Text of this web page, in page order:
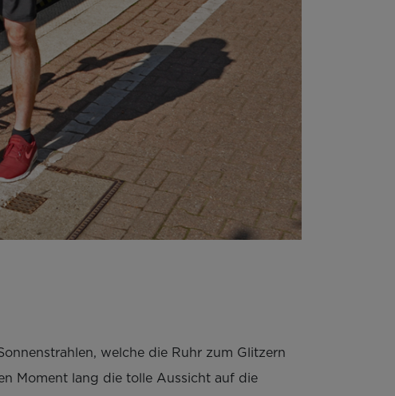
welche die Ruhr zum Glitzern
Moment lang die tolle Aussicht auf die